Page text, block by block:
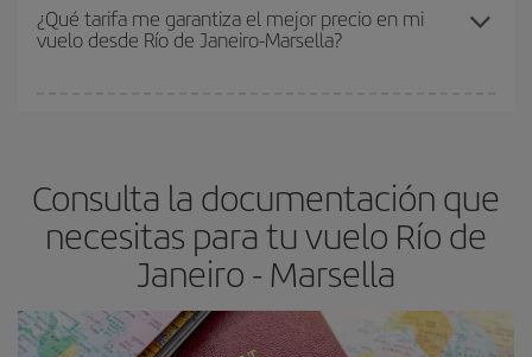
Los precios dependen de las plazas que queden libres en el vuelo
y de que las tarifas más baratas (turista) estén disponibles o se
¿Qué tarifa me garantiza el mejor precio en mi
vuelo desde Río de Janeiro-Marsella?
Consulta la documentación que
necesitas para tu vuelo Río de
Janeiro - Marsella